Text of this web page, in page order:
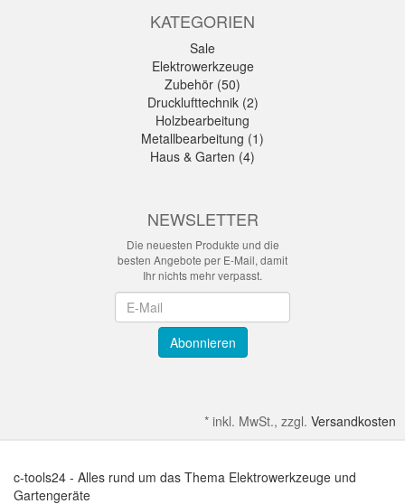
KATEGORIEN
Sale
Elektrowerkzeuge
Zubehör (50)
Drucklufttechnik (2)
Holzbearbeitung
Metallbearbeitung (1)
Haus & Garten (4)
NEWSLETTER
Die neuesten Produkte und die
besten Angebote per E-Mail, damit
Ihr nichts mehr verpasst.
Abonnieren
* inkl. MwSt., zzgl. Versandkosten
c-tools24 - Alles rund um das Thema Elektrowerkzeuge und
Gartengeräte